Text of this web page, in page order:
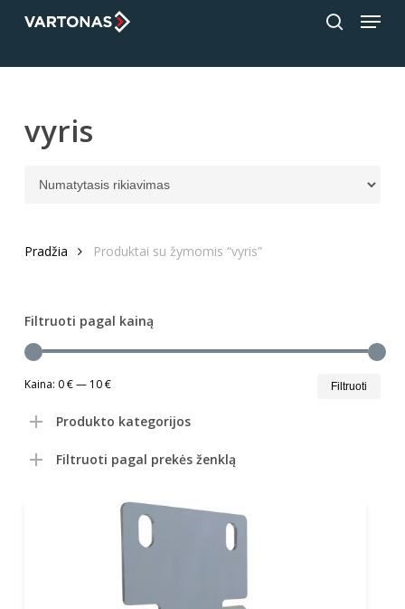
Menu
vyris
Pradžia Produktai su žymomis “vyris”
Filtruoti pagal kainą
Filtruoti
Kaina: 0 €— 10 €
Produkto kategorijos
Filtruoti pagal prekės ženklą